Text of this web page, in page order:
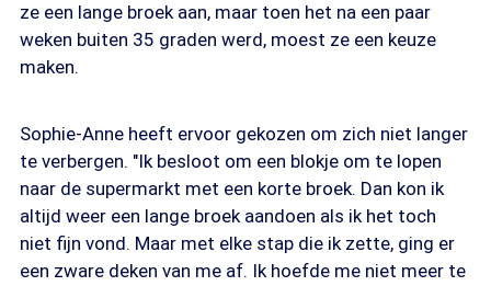
ze een lange broek aan, maar toen het na een paar
weken buiten 35 graden werd, moest ze een keuze
maken.
Sophie-Anne heeft ervoor gekozen om zich niet langer
te verbergen. "Ik besloot om een blokje om te lopen
naar de supermarkt met een korte broek. Dan kon ik
altijd weer een lange broek aandoen als ik het toch
niet fijn vond. Maar met elke stap die ik zette, ging er
een zware deken van me af. Ik hoefde me niet meer te